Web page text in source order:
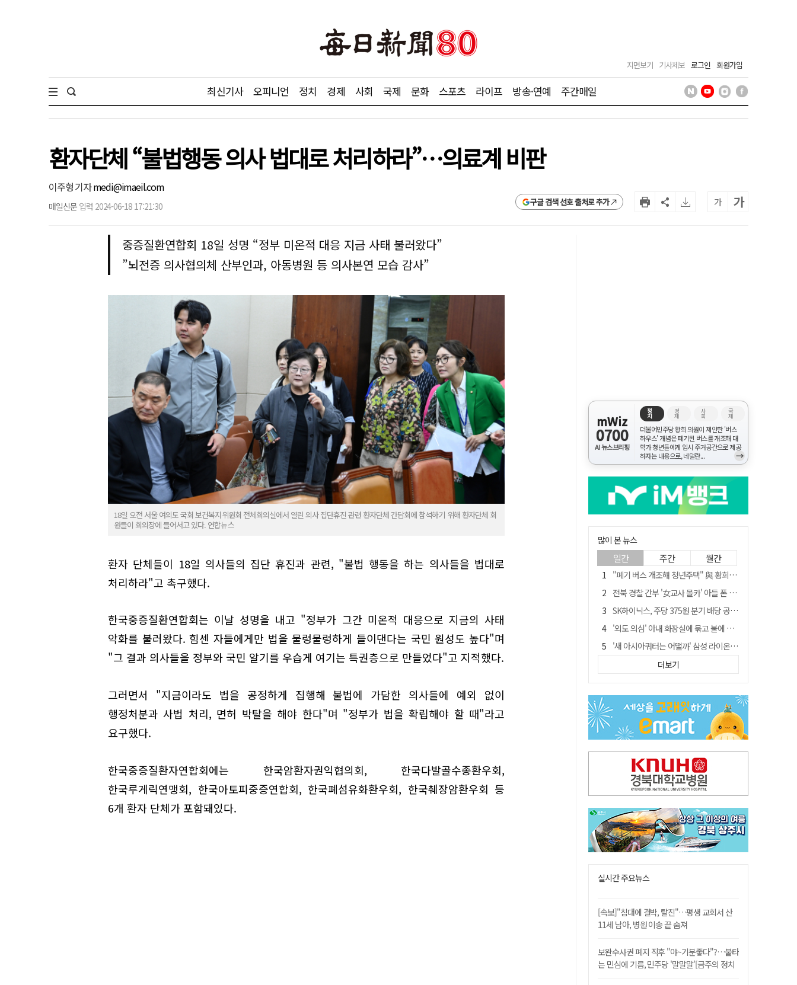
지면보기 기사제보 로그인 회원가입
최신기사 오피니언 정치 경제 사회 국제 문화 스포츠 라이프 방송·연예 주간매일
환자단체 “불법행동 의사 법대로 처리하라”…의료계 비판
이주형 기자medi@imaeil.com
매일신문 입력 2024-06-18 17:21:30 구글 검색 선호 출처로 추가 가 가
중증질환연합회 18일 성명 “정부 미온적 대응 지금 사태 불러왔다”
”뇌전증 의사협의체 산부인과, 아동병원 등 의사본연 모습 감사”
18일 오전 서울 여의도 국회 보건복지위원회 전체회의실에서 열린 의사 집단휴진 관련 환자단체 간담회에 참석하기 위해 환자단체 회
원들이 회의장에 들어서고 있다. 연합뉴스
환자 단체들이 18일 의사들의 집단 휴진과 관련, "불법 행동을 하는 의사들을 법대로
처리하라"고 촉구했다.
한국중증질환연합회는 이날 성명을 내고 "정부가 그간 미온적 대응으로 지금의 사태
악화를 불러왔다. 힘센 자들에게만 법을 물렁물렁하게 들이댄다는 국민 원성도 높다"며
"그 결과 의사들을 정부와 국민 알기를 우습게 여기는 특권층으로 만들었다"고 지적했다.
그러면서 "지금이라도 법을 공정하게 집행해 불법에 가담한 의사들에 예외 없이
행정처분과 사법 처리, 면허 박탈을 해야 한다"며 "정부가 법을 확립해야 할 때"라고
요구했다.
한국중증질환자연합회에는 한국암환자권익협의회, 한국다발골수종환우회,
한국루게릭연맹회, 한국아토피중증연합회, 한국폐섬유화환우회, 한국췌장암환우회 등
6개 환자 단체가 포함돼있다.
mWiz
0700
AI 뉴스브리핑
정
치
경
제
사
회
국
제
더불어민주당 황희 의원이 제안한 '버스
하우스' 개념은 폐기된 버스를 개조해 대
학가 청년들에게 임시 주거공간으로 제공
하자는 내용으로, 네덜란...
→
많이 본 뉴스
일간 주간 월간
"폐기 버스 개조해 청년주택" 與 황희…'딸 학비는 年 4200만원'
전북 경찰 간부 '女교사 몰카' 아들 폰 부수고…"처벌 못하는 사안" 내부망에 글
SK하이닉스, 주당 375원 분기 배당 공시…"3분기 중 주주환원 방안 확정"
'외도 의심' 아내 화장실에 묶고 불에 달군 공구로 고문…남편 검거
'새 아시아쿼터는 어떨까' 삼성 라이온즈, 새 얼굴 투수 미야모리 영입
박권현 청도군수, '햇빛 연금 사업' 공약 시동걸어
봉화서 주택 에어컨 실외기에서 시작된 불… 주택 화재로 번져
[시사뒷담] MOU의 함정, 협약식이 투자 확정은 아니긴 해
경찰, 9월 초부터 상피제 전격 실시…가족 사건 수사 못해
더보기
실시간 주요뉴스
[속보]"침대에 결박, 탈진"…평생 교회서 산
11세 남아, 병원 이송 끝 숨져
보완수사권 폐지 직후 "야~기분좋다"?…불타
는 민심에 기름, 민주당 '말말말'[금주의 정치